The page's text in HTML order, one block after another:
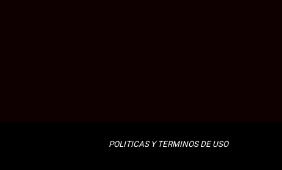
POLITICAS Y TERMINOS DE USO